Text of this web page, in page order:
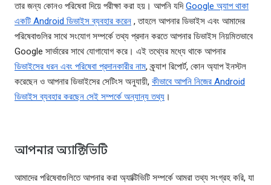
তার জন্য কোনও পরিষেবা দিয়ে পরীক্ষা করা হয়। আপনি যদিGoogle অ্যাপ থাকা
একটি Android ডিভাইস ব্যবহার করেন , তাহলে আপনার ডিভাইস এবং আমাদের
পরিষেবাগুলির সাথে সংযোগ সম্পর্কে তথ্য প্রদান করতে আপনার ডিভাইস নিয়মিতভাবে
Google সার্ভারের সাথে যোগাযোগ করে। এই তথ্যের মধ্যে থাকে আপনার
ডিভাইসের ধরন এবং পরিষেবা প্রদানকারীর নাম, ক্র্যাশ রিপোর্ট, কোন অ্যাপ ইনস্টল
করেছেন ও আপনার ডিভাইসের সেটিংস অনুযায়ী, কীভাবে আপনি নিজের Android
ডিভাইস ব্যবহার করছেন সেই সম্পর্কে অন্যান্য তথ্য ।
আপনার অ্যাক্টিভিটি
আমাদের পরিষেবাগুলিতে আপনার করা অ্যাক্টিভিটি সম্পর্কে আমরা তথ্য সংগ্রহ করি, যা